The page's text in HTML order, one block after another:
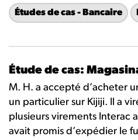
Études de cas - Bancaire
Étude de cas:
M. H. a accepté d’acheter
un particulier sur Kijiji. Il a
plusieurs virements Interac
avait promis d’expédier le